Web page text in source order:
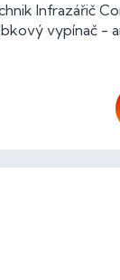
Infrazářič
vypínač -